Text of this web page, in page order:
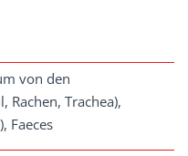
von den
Rachen, Trachea),
Faeces